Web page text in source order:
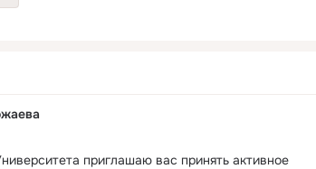
приглашаю вас принять активное